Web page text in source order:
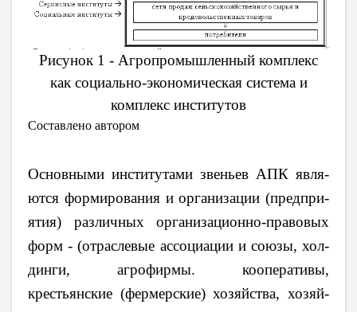
Рисунок 1 - Агропромышленный комплекс
как социально-экономическая система и
комплекс институтов
Составлено автором
Основными институтами звень­ев АПК яв­ля­
ют­ся фор­ми­ро­ва­ния и организации (пред­при­
ятия) различных организационно-правовых
форм - (отраслевые ассоциации и союзы, хол­
дин­ги, агрофирмы. ко­опе­ра­ти­вы,
крестьянские (фермерские) хозяйства, хо­зяй­